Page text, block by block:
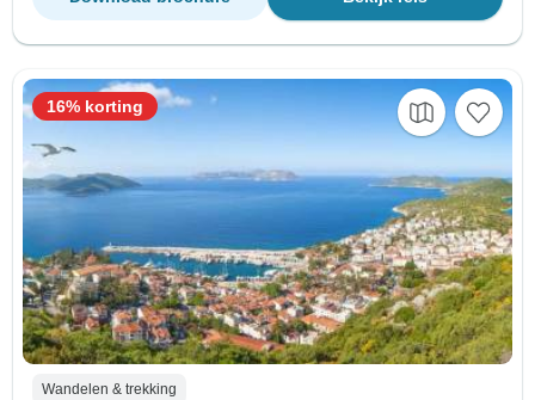
Wandelen & trekking
16% korting